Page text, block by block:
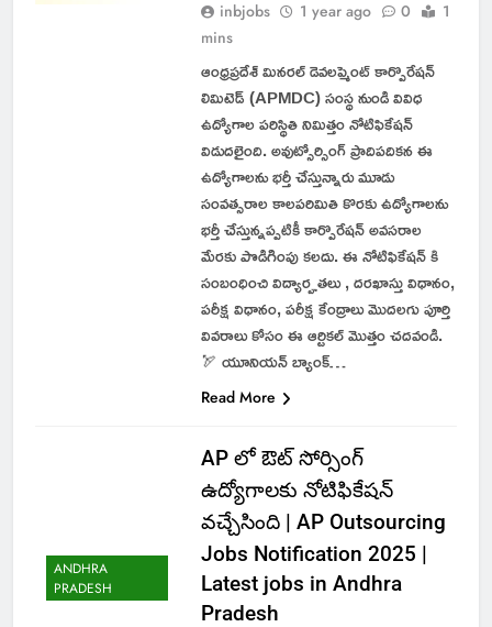
ఇన్ యునాని మెడిసిన్
inbjobs 1 year ago 0
1
mins
ఆంధ్రప్రదేశ్ మినరల్ డెవలప్మెంట్ కార్పొరేషన్
లిమిటెడ్ (APMDC) సంస్థ నుండి వివిధ
ఉద్యోగాల పరిస్థితి నిమిత్తం నోటిఫికేషన్
విడుదలైంది. అవుట్సోర్సింగ్ ప్రాదిపదికన ఈ
ఉద్యోగాలను భర్తీ చేస్తున్నారు మూడు
సంవత్సరాల కాలపరిమితి కొరకు ఉద్యోగాలను
భర్తీ చేస్తున్నప్పటికీ కార్పొరేషన్ అవసరాల
మేరకు పొడిగింపు కలదు. ఈ నోటిఫికేషన్ కి
సంబంధించి విద్యార్హతలు , దరఖాస్తు విధానం,
పరీక్ష విధానం, పరీక్ష కేంద్రాలు మొదలగు పూర్తి
వివరాలు కోసం ఈ ఆర్టికల్ మొత్తం చదవండి.
🏹 యూనియన్ బ్యాంక్…
Read More
ANDHRA
PRADESH
AP లో ఔట్ సోర్సింగ్
ఉద్యోగాలకు నోటిఫికేషన్
వచ్చేసింది | AP Outsourcing
Jobs Notification 2025 |
Latest jobs in Andhra
Pradesh